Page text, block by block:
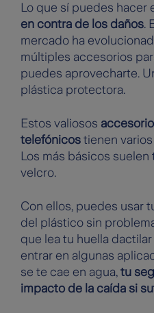
Lo que sí puedes hacer
en contra de los daños.
mercado ha
múltiples accesorios
puedes aprovecharte.
plástica protectora.
Estos valiosos
telefónicos tienen
Los más básicos
velcro.
Con ellos, puedes usar
del plástico sin
que lea tu huella
entrar en algunas
se te cae en agua, tu
impacto de la caída si